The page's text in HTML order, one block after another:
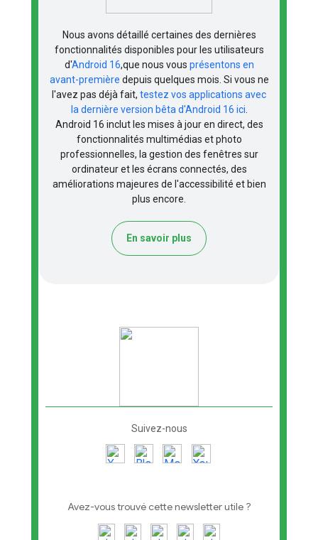
Nous avons détaillé certaines des dernières
fonctionnalités disponibles pour les utilisateurs
d'Android 16,que nous vous présentons en
avant-première depuis quelques mois. Si vous ne
l'avez pas déjà fait, testez vos applications avec
la dernière version bêta d'Android 16 ici
Android 16 inclut les mises à jour en direct, des
fonctionnalités multimédias et photo
professionnelles, la gestion des fenêtres sur
ordinateur et les écrans connectés, des
améliorations majeures de l'accessibilité et bien
plus encore.
En savoir plus
Suivez-nous
Avez-vous trouvé cette newsletter utile ?